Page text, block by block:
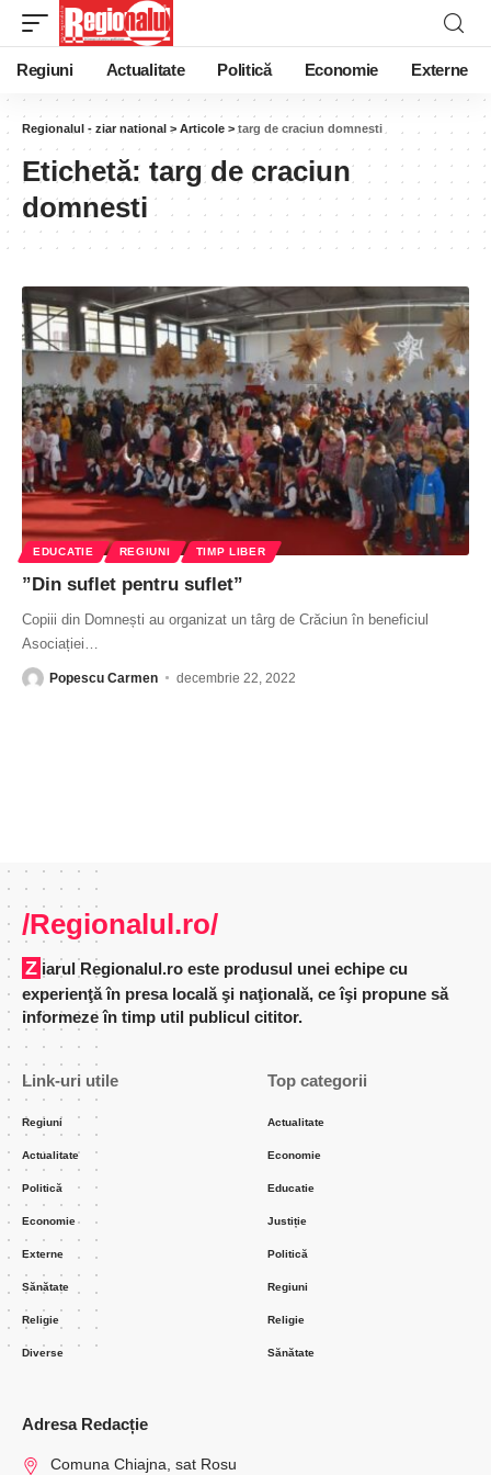
Regiuni Actualitate Politică Economie Externe
Regionalul - ziar national > Articole > targ de craciun domnesti
Etichetă: targ de craciun
domnesti
EDUCATIE REGIUNI TIMP LIBER
”Din suflet pentru suflet”
Copiii din Domnești au organizat un târg de Crăciun în beneficiul
Asociației
Popescu Carmen decembrie 22, 2022
/Regionalul.ro/
Ziarul Regionalul.ro este produsul unei echipe cu
experienţă în presa locală şi naţională, ce îşi propune să
informeze în timp util publicul cititor.
Link-uri utile
Regiuni
Actualitate
Politică
Economie
Externe
Sănătate
Religie
Diverse
Top categorii
Actualitate
Economie
Educatie
Justiție
Politică
Regiuni
Religie
Sănătate
Adresa Redacție
Comuna Chiajna, sat Rosu